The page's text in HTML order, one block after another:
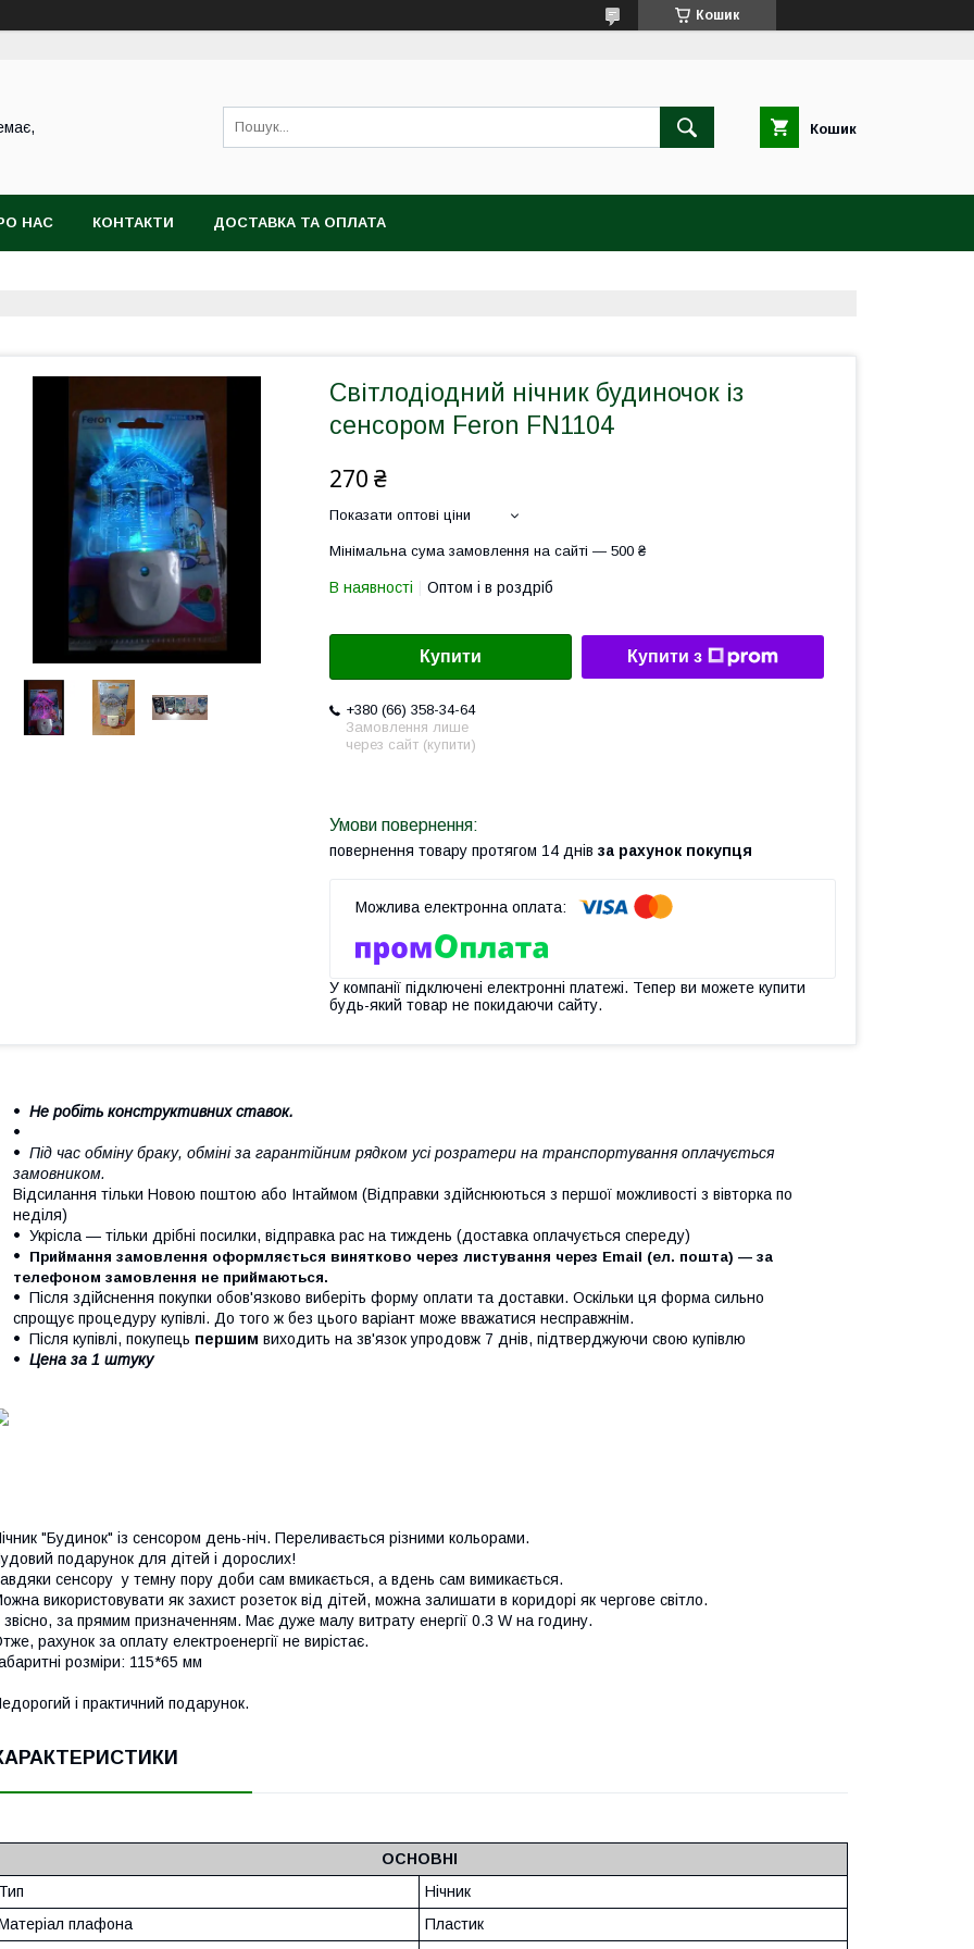
Кошик
Кошик
НАС КОНТАКТИ ДОСТАВКА ТА ОПЛАТА
Світлодіодний нічник будиночок із
сенсором Feron FN1104
270 ₴
Показати оптові ціни
Мінімальна сума замовлення на сайті — 500 ₴
В наявності Оптом і в роздріб
Купити Купити з
+380 (66) 358-34-64
Замовлення лише
через сайт (купити)
повернення товару протягом 14 днів за рахунок покупця
У компанії підключені електронні платежі. Тепер ви можете купити
будь-який товар не покидаючи сайту.
Не робіть конструктивних ставок.
Під час обміну браку, обміні за гарантійним рядком усі розратери на транспортування оплачується
замовником.
Відсилання тільки Новою поштою або Інтаймом (Відправки здійснюються з першої можливості з вівторка по
неділя)
Укрісла — тільки дрібні посилки, відправка рас на тиждень (доставка оплачується спереду)
Приймання замовлення оформляється винятково через листування через Email (ел. пошта) — за
телефоном замовлення не приймаються.
Після здійснення покупки обов'язково виберіть форму оплати та доставки. Оскільки ця форма сильно
спрощує процедуру купівлі. До того ж без цього варіант може вважатися несправжнім.
Після купівлі, покупець першим виходить на зв'язок упродовж 7 днів, підтверджуючи свою купівлю
Цена за 1 штуку
"Будинок" із сенсором день-ніч. Переливається різними кольорами.
подарунок для дітей і дорослих!
сенсору у темну пору доби сам вмикається, а вдень сам вимикається.
використовувати як захист розеток від дітей, можна залишати в коридорі як чергове світло.
звісно, за прямим призначенням. Має дуже малу витрату енергії 0.3 W на годину.
рахунок за оплату електроенергії не вирістає.
розміри: 115*65 мм
і практичний подарунок.
ОСНОВНІ
Нічник
плафона
Пластик